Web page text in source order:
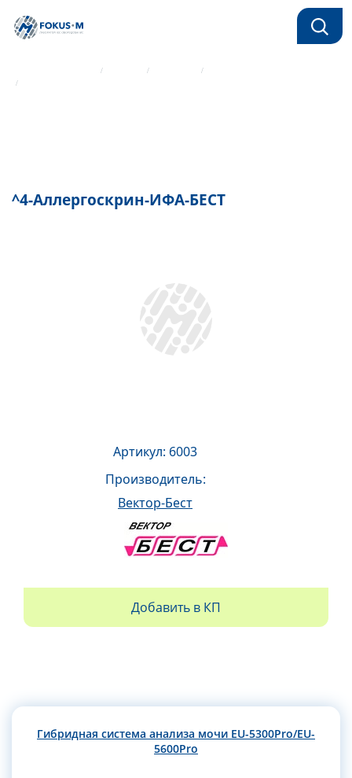
^4-Аллергоскрин-ИФА-БЕСТ
Артикул: 6003
Производитель:
Вектор-Бест
Добавить в КП
Гибридная система анализа мочи EU-5300Pro/EU-
5600Pro